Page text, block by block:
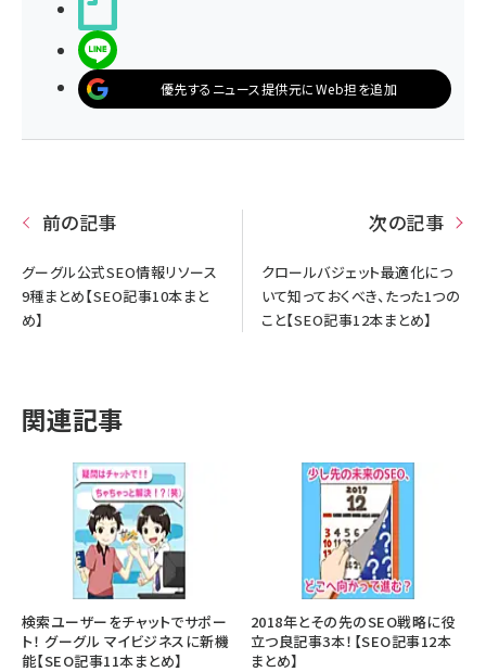
優先するニュース提供元にWeb担を追加
前の記事
グーグル公式SEO情報リソース
9種まとめ【SEO記事10本まと
め】
次の記事
クロールバジェット最適化につ
いて知っておくべき、たった1つの
こと【SEO記事12本まとめ】
関連記事
検索ユーザーをチャットでサポー
ト！ グーグル マイビジネスに新機
能【SEO記事11本まとめ】
2018年とその先のSEO戦略に役
立つ良記事3本！【SEO記事12本
まとめ】